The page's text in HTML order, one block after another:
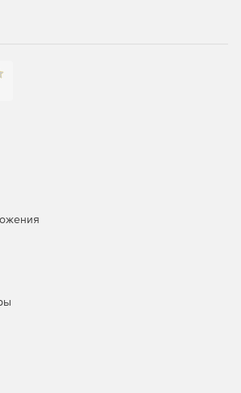
сложностей управления вашей
программное обеспечение для